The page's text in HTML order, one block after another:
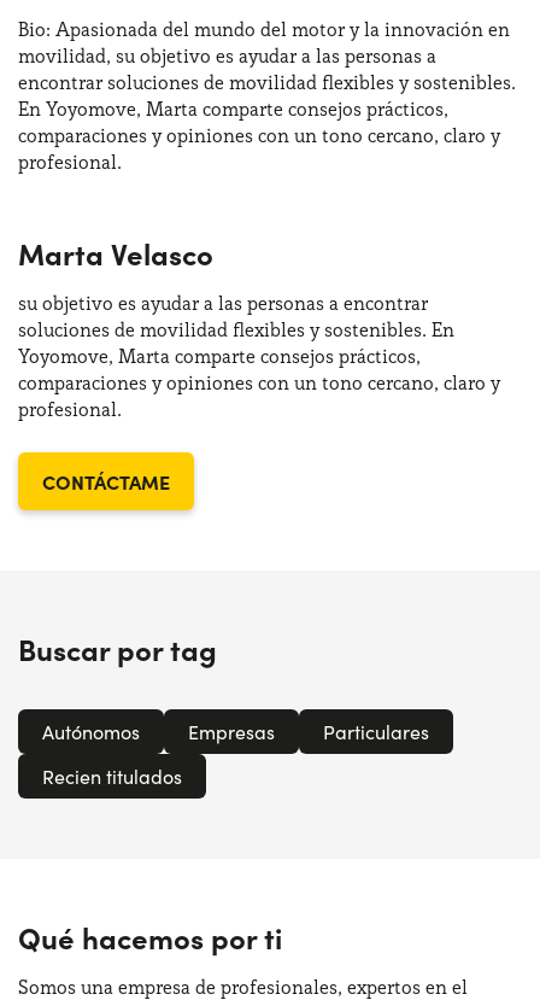
Bio: Apasionada del mundo del motor y la innovación en
movilidad, su objetivo es ayudar a las personas a
encontrar soluciones de movilidad flexibles y sostenibles.
En Yoyomove, Marta comparte consejos prácticos,
comparaciones y opiniones con un tono cercano, claro y
profesional.
Marta Velasco
su objetivo es ayudar a las personas a encontrar
soluciones de movilidad flexibles y sostenibles. En
Yoyomove, Marta comparte consejos prácticos,
comparaciones y opiniones con un tono cercano, claro y
profesional.
CONTÁCTAME
Buscar por tag
Autónomos Empresas
Particulares
Recien titulados
Qué hacemos por ti
Somos una empresa de profesionales, expertos en el